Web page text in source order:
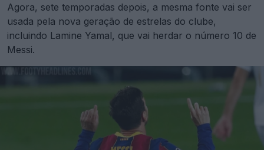
Agora, sete temporadas depois, a mesma fonte vai ser
usada pela nova geração de estrelas do clube,
incluindo Lamine Yamal, que vai herdar o número 10 de
Messi.